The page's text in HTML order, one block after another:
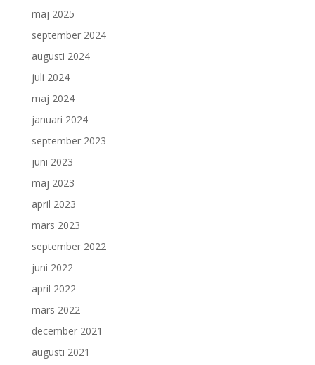
maj 2025
september 2024
augusti 2024
juli 2024
maj 2024
januari 2024
september 2023
juni 2023
maj 2023
april 2023
mars 2023
september 2022
juni 2022
april 2022
mars 2022
december 2021
augusti 2021